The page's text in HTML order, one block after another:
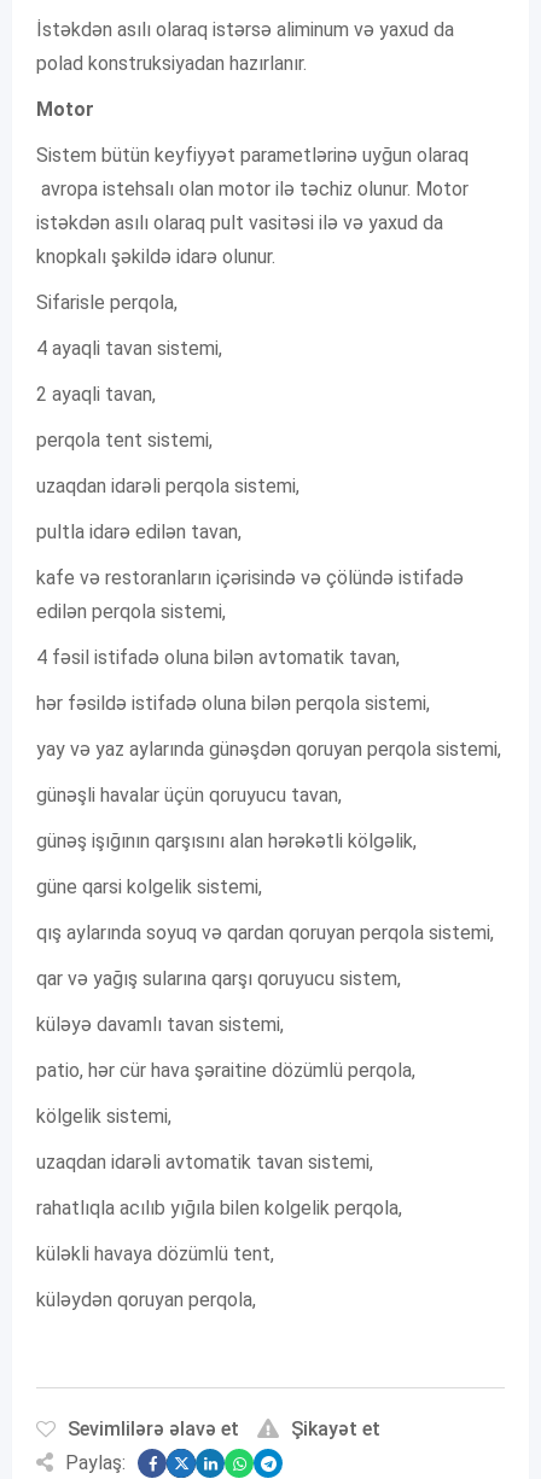
İstəkdən asılı olaraq istərsə aliminum və yaxud da
polad konstruksiyadan hazırlanır.
Motor
Sistem bütün keyfiyyət parametlərinə uyğun olaraq
avropa istehsalı olan motor ilə təchiz olunur. Motor
istəkdən asılı olaraq pult vasitəsi ilə və yaxud da
knopkalı şəkildə idarə olunur.
Sifarisle perqola,
4 ayaqli tavan sistemi,
2 ayaqli tavan,
perqola tent sistemi,
uzaqdan idarəli perqola sistemi,
pultla idarə edilən tavan,
kafe və restoranların içərisində və çölündə istifadə
edilən perqola sistemi,
4 fəsil istifadə oluna bilən avtomatik tavan,
hər fəsildə istifadə oluna bilən perqola sistemi,
yay və yaz aylarında günəşdən qoruyan perqola sistemi,
günəşli havalar üçün qoruyucu tavan,
günəş işığının qarşısını alan hərəkətli kölgəlik,
güne qarsi kolgelik sistemi,
qış aylarında soyuq və qardan qoruyan perqola sistemi,
qar və yağış sularına qarşı qoruyucu sistem,
küləyə davamlı tavan sistemi,
patio, hər cür hava şəraitine dözümlü perqola,
kölgelik sistemi,
uzaqdan idarəli avtomatik tavan sistemi,
rahatlıqla acılıb yığıla bilen kolgelik perqola,
küləkli havaya dözümlü tent,
küləydən qoruyan perqola,
Sevimlilərə əlavə et
Şikayət et
Paylaş: